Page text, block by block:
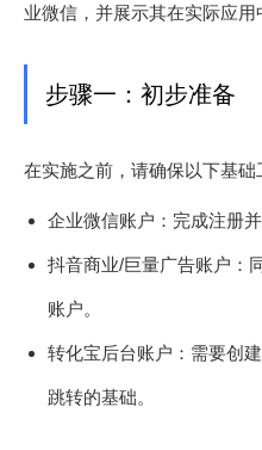
业微信，并展示其在实际应用
步骤一：初步准备
在实施之前，请确保以下基础
企业微信账户：完成注册
抖音商业/巨量广告账户：
账户。
转化宝后台账户：需要创
跳转的基础。